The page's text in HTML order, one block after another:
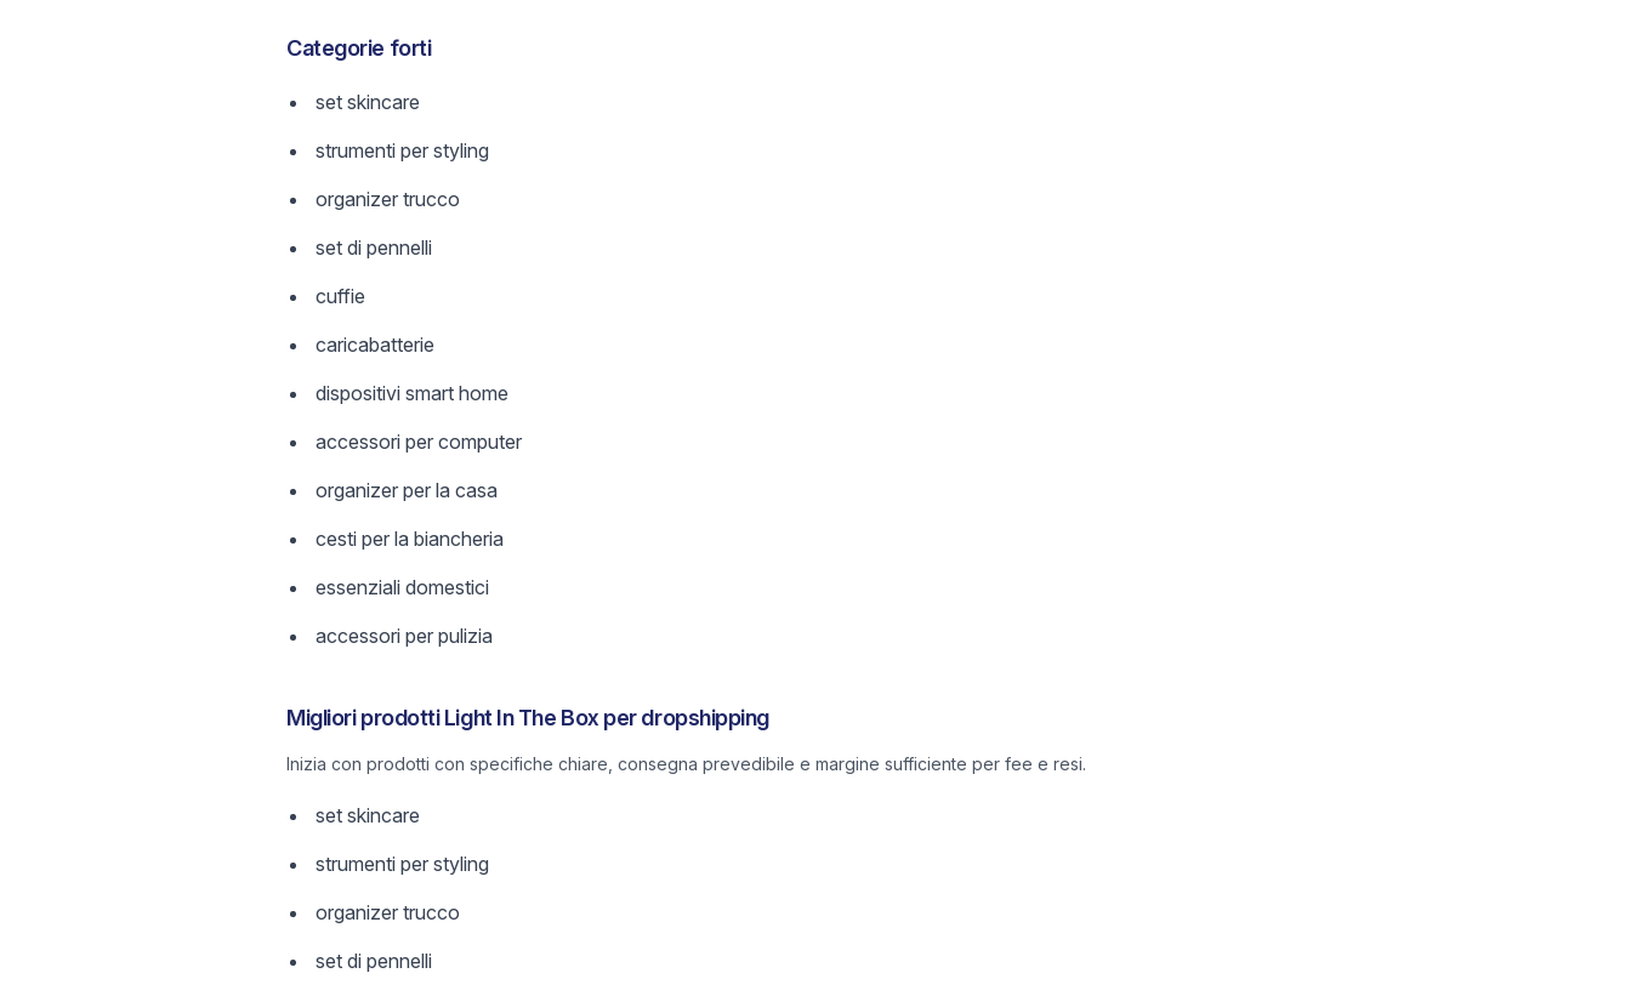
Categorie forti
set skincare
strumenti per styling
organizer trucco
set di pennelli
cuffie
caricabatterie
dispositivi smart home
accessori per computer
organizer per la casa
cesti per la biancheria
essenziali domestici
accessori per pulizia
Migliori prodotti Light In The Box per dropshipping
Inizia con prodotti con specifiche chiare, consegna prevedibile e margine sufficiente per fee e resi.
set skincare
strumenti per styling
organizer trucco
set di pennelli